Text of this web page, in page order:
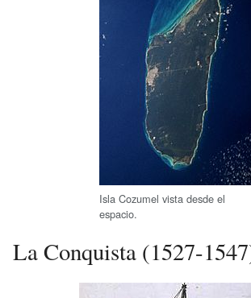
Isla Cozumel vista desde el
espacio.
La Conquista (1527-